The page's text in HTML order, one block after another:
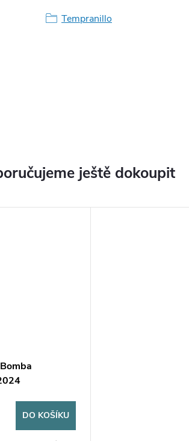
Tempranillo
ještě dokoupit
DO KOŠÍKU